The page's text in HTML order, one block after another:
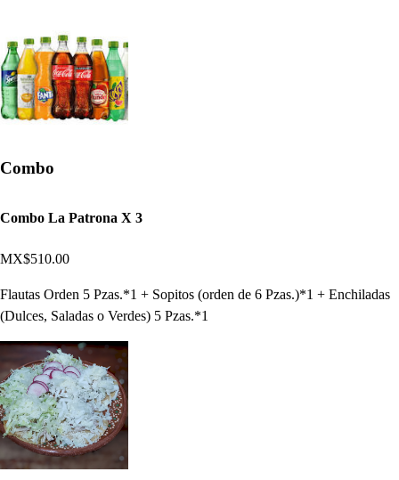
Combo
Combo La Patrona X 3
MX$510.00
Flautas Orden 5 Pzas.*1 + Sopitos (orden de 6 Pzas.)*1 + Enchiladas
(Dulces, Saladas o Verdes) 5 Pzas.*1